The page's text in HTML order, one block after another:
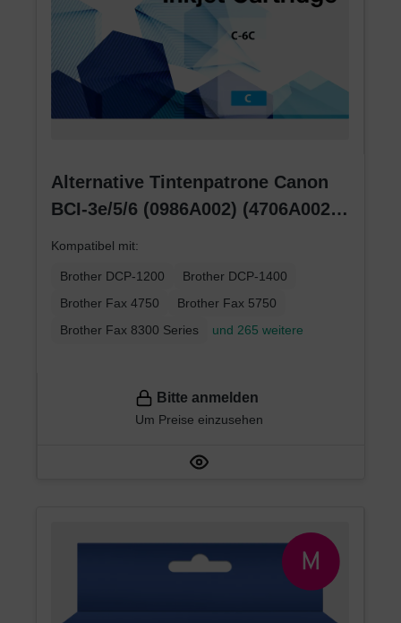
Alternative Tintenpatrone Canon
BCI-3e/5/6 (0986A002) (4706A002)
Kompatibel mit:
Brother DCP-1200
Brother DCP-1400
Brother Fax 4750
Brother Fax 5750
Brother Fax 8300 Series
und 265 weitere
Bitte anmelden
Um Preise einzusehen